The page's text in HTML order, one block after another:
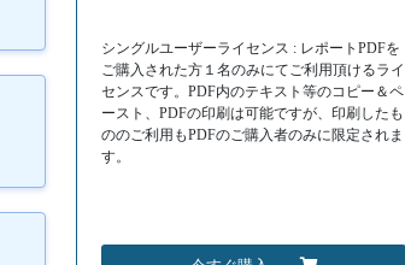
シングルユーザーライセンス : レポートPDFを
ご購入された方１名のみにてご利用頂けるライ
センスです。PDF内のテキスト等のコピー＆ペ
ースト、PDFの印刷は可能ですが、印刷したも
ののご利用もPDFのご購入者のみに限定されま
す。